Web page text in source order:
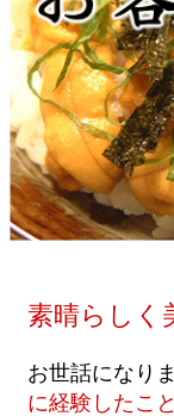
素晴らしく
お世話になりま
に経験したこ